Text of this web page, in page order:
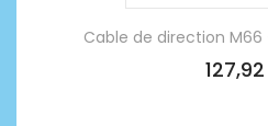
Cable de direction